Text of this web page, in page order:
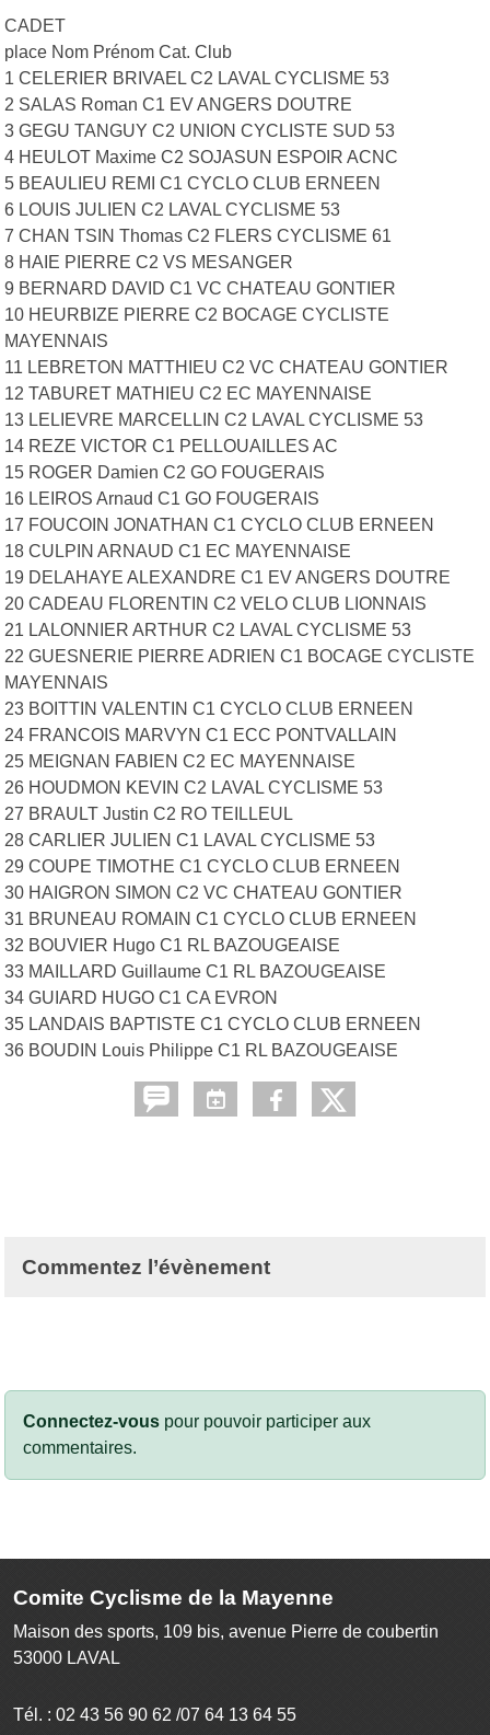
CADET
place Nom Prénom Cat. Club
1 CELERIER BRIVAEL C2 LAVAL CYCLISME 53
2 SALAS Roman C1 EV ANGERS DOUTRE
3 GEGU TANGUY C2 UNION CYCLISTE SUD 53
4 HEULOT Maxime C2 SOJASUN ESPOIR ACNC
5 BEAULIEU REMI C1 CYCLO CLUB ERNEEN
6 LOUIS JULIEN C2 LAVAL CYCLISME 53
7 CHAN TSIN Thomas C2 FLERS CYCLISME 61
8 HAIE PIERRE C2 VS MESANGER
9 BERNARD DAVID C1 VC CHATEAU GONTIER
10 HEURBIZE PIERRE C2 BOCAGE CYCLISTE
MAYENNAIS
11 LEBRETON MATTHIEU C2 VC CHATEAU GONTIER
12 TABURET MATHIEU C2 EC MAYENNAISE
13 LELIEVRE MARCELLIN C2 LAVAL CYCLISME 53
14 REZE VICTOR C1 PELLOUAILLES AC
15 ROGER Damien C2 GO FOUGERAIS
16 LEIROS Arnaud C1 GO FOUGERAIS
17 FOUCOIN JONATHAN C1 CYCLO CLUB ERNEEN
18 CULPIN ARNAUD C1 EC MAYENNAISE
19 DELAHAYE ALEXANDRE C1 EV ANGERS DOUTRE
20 CADEAU FLORENTIN C2 VELO CLUB LIONNAIS
21 LALONNIER ARTHUR C2 LAVAL CYCLISME 53
22 GUESNERIE PIERRE ADRIEN C1 BOCAGE CYCLISTE
MAYENNAIS
23 BOITTIN VALENTIN C1 CYCLO CLUB ERNEEN
24 FRANCOIS MARVYN C1 ECC PONTVALLAIN
25 MEIGNAN FABIEN C2 EC MAYENNAISE
26 HOUDMON KEVIN C2 LAVAL CYCLISME 53
27 BRAULT Justin C2 RO TEILLEUL
28 CARLIER JULIEN C1 LAVAL CYCLISME 53
29 COUPE TIMOTHE C1 CYCLO CLUB ERNEEN
30 HAIGRON SIMON C2 VC CHATEAU GONTIER
31 BRUNEAU ROMAIN C1 CYCLO CLUB ERNEEN
32 BOUVIER Hugo C1 RL BAZOUGEAISE
33 MAILLARD Guillaume C1 RL BAZOUGEAISE
34 GUIARD HUGO C1 CA EVRON
35 LANDAIS BAPTISTE C1 CYCLO CLUB ERNEEN
36 BOUDIN Louis Philippe C1 RL BAZOUGEAISE
Commentez l’évènement
Connectez-vous pour pouvoir participer aux
commentaires.
Comite Cyclisme de la Mayenne
Maison des sports, 109 bis, avenue Pierre de coubertin
53000 LAVAL
Tél. : 02 43 56 90 62 /07 64 13 64 55